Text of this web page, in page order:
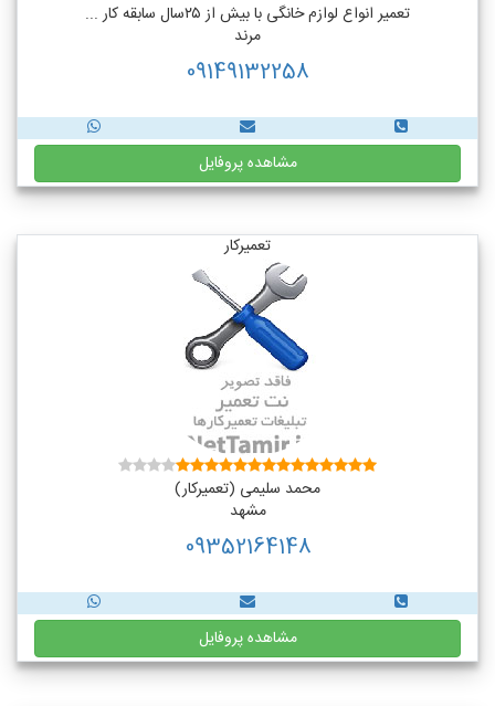
تعمیر انواع لوازم خانگی با بیش از ۲۵سال سابقه کار ...
مرند
09149132258
مشاهده پروفایل
تعمیرکار
محمد سلیمی (تعمیرکار)
مشهد
09352164148
مشاهده پروفایل